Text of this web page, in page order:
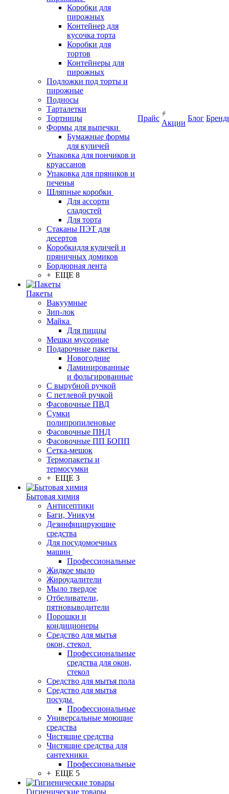
Коробки для
пирожных
Контейнер для
кусочка торта
Коробки для
тортов
Контейнеры для
пирожных
Подложки под торты и
пирожные
Подносы
Тарталетки
Тортницы
Формы для выпечки
Бумажные формы
для куличей
Упаковка для пончиков и
круассанов
Упаковка для пряников и
печенья
Шляпные коробки
Для ассорти
сладостей
Для торта
Стаканы ПЭТ для
десертов
Коробкидля куличей и
пряничных домиков
Бордюрная лента
+ ЕЩЕ 8
Пакеты
Вакуумные
Зип-лок
Майка
Для пиццы
Мешки мусорные
Подарочные пакеты
Новогодние
Ламинированные
и фольгированные
С вырубной ручкой
С петлевой ручкой
Фасовочные ПВД
Сумки
полипропиленовые
Фасовочные ПНД
Фасовочные ПП БОПП
Сетка-мешок
Термопакеты и
термосумки
+ ЕЩЕ 3
Бытовая химия
Антисептики
Баги, Уникум
Дезинфицирующие
средства
Для посудомоечных
машин
Профессиональные
Жидкое мыло
Жироудалители
Мыло твердое
Отбеливатели,
пятновыводители
Порошки и
кондиционеры
Средство для мытья
окон, стекол
Профессиональные
средства для окон,
стекол
Средство для мытья пола
Средство для мытья
посуды
Профессиональные
Универсальные моющие
средства
Чистящие средства
Чистящие средства для
сантехники
Профессиональные
+ ЕЩЕ 5
Гигиенические товары
Прайс
Акции
Блог